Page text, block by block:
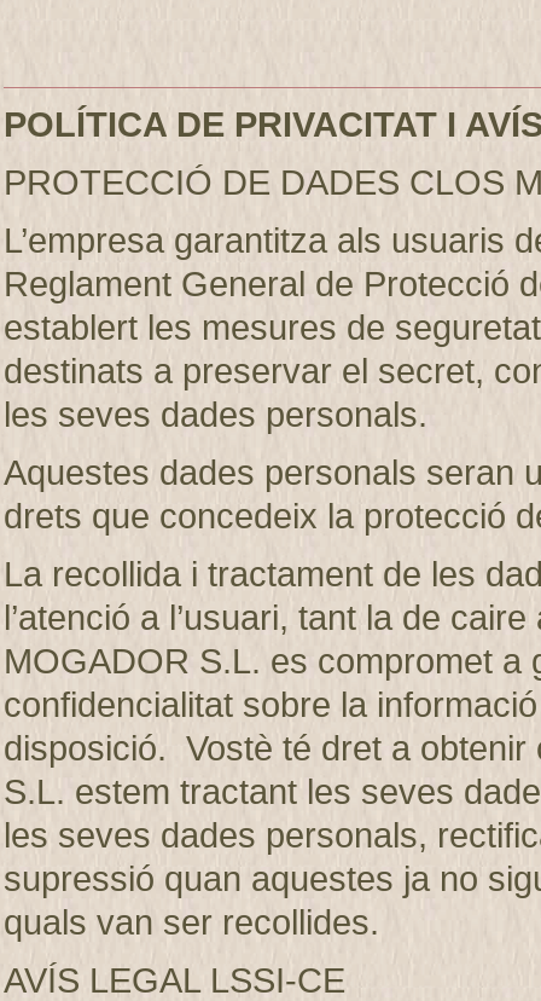
POLÍTICA DE PRIVACITAT I
PROTECCIÓ DE DADES CLOS
L’empresa garantitza als usuaris
Reglament General de Protecció
establert les mesures de
destinats a preservar el secret,
les seves dades personals.
Aquestes dades personals seran
drets que concedeix la protecció
La recollida i tractament de les
l’atenció a l’usuari, tant la de
MOGADOR S.L. es compromet
confidencialitat sobre la
disposició. Vostè té dret a
S.L. estem tractant les seves
les seves dades personals,
supressió quan aquestes ja no
quals van ser recollides.
AVÍS LEGAL LSSI-CE